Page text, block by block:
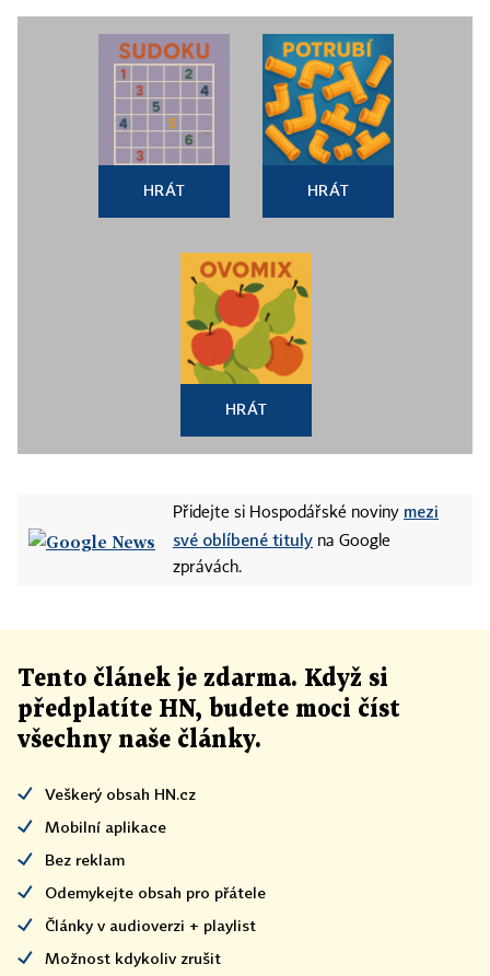
HRÁT HRÁT
HRÁT
Přidejte si Hospodářské noviny mezi
své oblíbené tituly na Google
zprávách.
Tento článek je zdarma. Když si
předplatíte HN, budete moci číst
všechny naše články.
Veškerý obsah HN.cz
Mobilní aplikace
Bez reklam
Odemykejte obsah pro přátele
Články v audioverzi + playlist
Možnost kdykoliv zrušit